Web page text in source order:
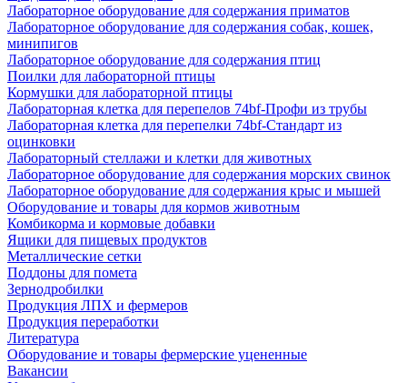
Лабораторное оборудование для содержания приматов
Лабораторное оборудование для содержания собак, кошек,
минипигов
Лабораторное оборудование для содержания птиц
Поилки для лабораторной птицы
Кормушки для лабораторной птицы
Лабораторная клетка для перепелов 74bf-Профи из трубы
Лабораторная клетка для перепелки 74bf-Стандарт из
оцинковки
Лабораторный стеллажи и клетки для животных
Лабораторное оборудование для содержания морских свинок
Лабораторное оборудование для содержания крыс и мышей
Оборудование и товары для кормов животным
Комбикорма и кормовые добавки
Ящики для пищевых продуктов
Металлические сетки
Поддоны для помета
Зернодробилки
Продукция ЛПХ и фермеров
Продукция переработки
Литература
Оборудование и товары фермерские уцененные
Вакансии